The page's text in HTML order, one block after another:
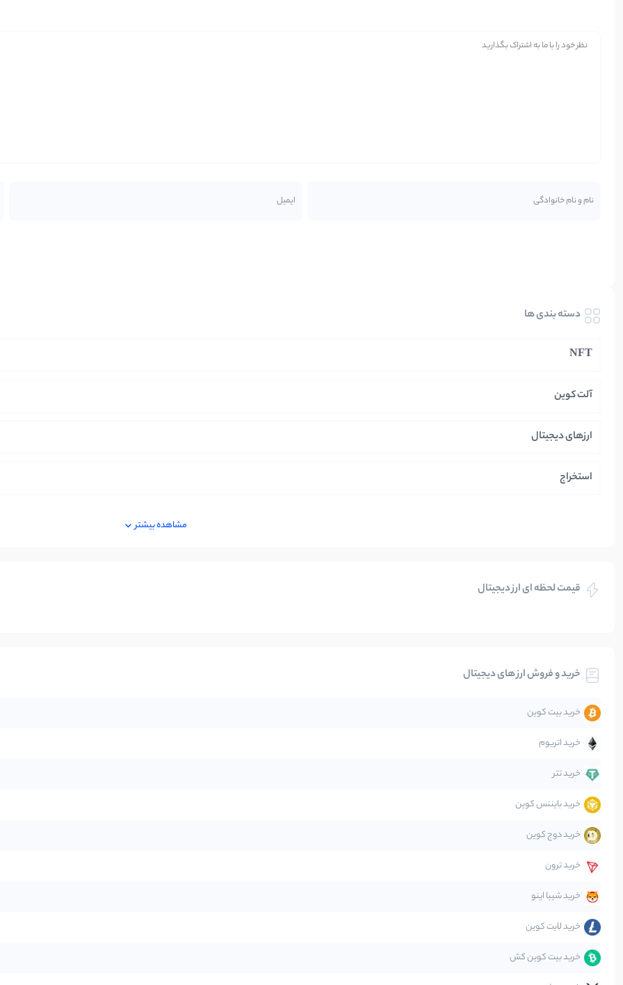
دسته بندی ها
NFT
آلت کوین
ارزهای دیجیتال
استخراج
بلاکچین
تحلیل
جهان
دیفای
صرافی‌ها
قانون‌گذاری
متاورس
مشاهده بیشتر
قیمت لحظه ای ارز دیجیتال
خرید و فروش ارز های دیجیتال
خرید بیت کوین
خرید اتریوم
خرید تتر
خرید بایننس کوین
خرید دوج کوین
خرید ترون
خرید شیبا اینو
خرید لایت کوین
خرید بیت کوین کش